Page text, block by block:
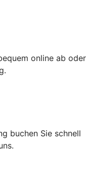
online ab oder
buchen Sie schnell